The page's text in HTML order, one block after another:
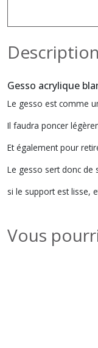
Description
Gesso acrylique
Le gesso est comme
Il faudra poncer
Et également pour
Le gesso sert donc de
si le support est lisse,
Vous